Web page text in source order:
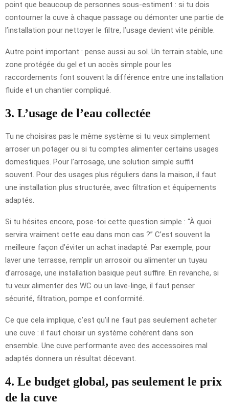
point que beaucoup de personnes sous-estiment : si tu dois
contourner la cuve à chaque passage ou démonter une partie de
l’installation pour nettoyer le filtre, l’usage devient vite pénible.
Autre point important : pense aussi au sol. Un terrain stable, une
zone protégée du gel et un accès simple pour les
raccordements font souvent la différence entre une installation
fluide et un chantier compliqué.
3. L’usage de l’eau collectée
Tu ne choisiras pas le même système si tu veux simplement
arroser un potager ou si tu comptes alimenter certains usages
domestiques. Pour l’arrosage, une solution simple suffit
souvent. Pour des usages plus réguliers dans la maison, il faut
une installation plus structurée, avec filtration et équipements
adaptés.
Si tu hésites encore, pose-toi cette question simple : “À quoi
servira vraiment cette eau dans mon cas ?” C’est souvent la
meilleure façon d’éviter un achat inadapté. Par exemple, pour
laver une terrasse, remplir un arrosoir ou alimenter un tuyau
d’arrosage, une installation basique peut suffire. En revanche, si
tu veux alimenter des WC ou un lave-linge, il faut penser
sécurité, filtration, pompe et conformité.
Ce que cela implique, c’est qu’il ne faut pas seulement acheter
une cuve : il faut choisir un système cohérent dans son
ensemble. Une cuve performante avec des accessoires mal
adaptés donnera un résultat décevant.
4. Le budget global, pas seulement le prix
de la cuve